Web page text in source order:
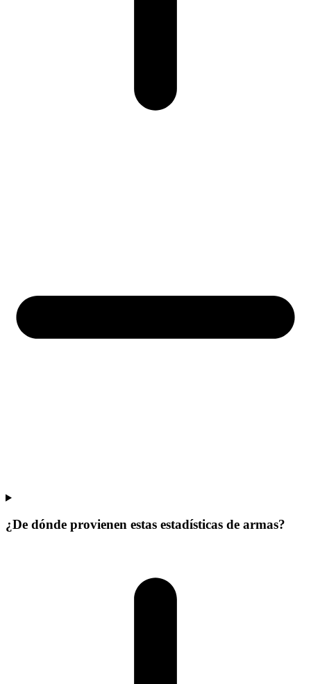
¿De dónde provienen estas estadísticas de armas?